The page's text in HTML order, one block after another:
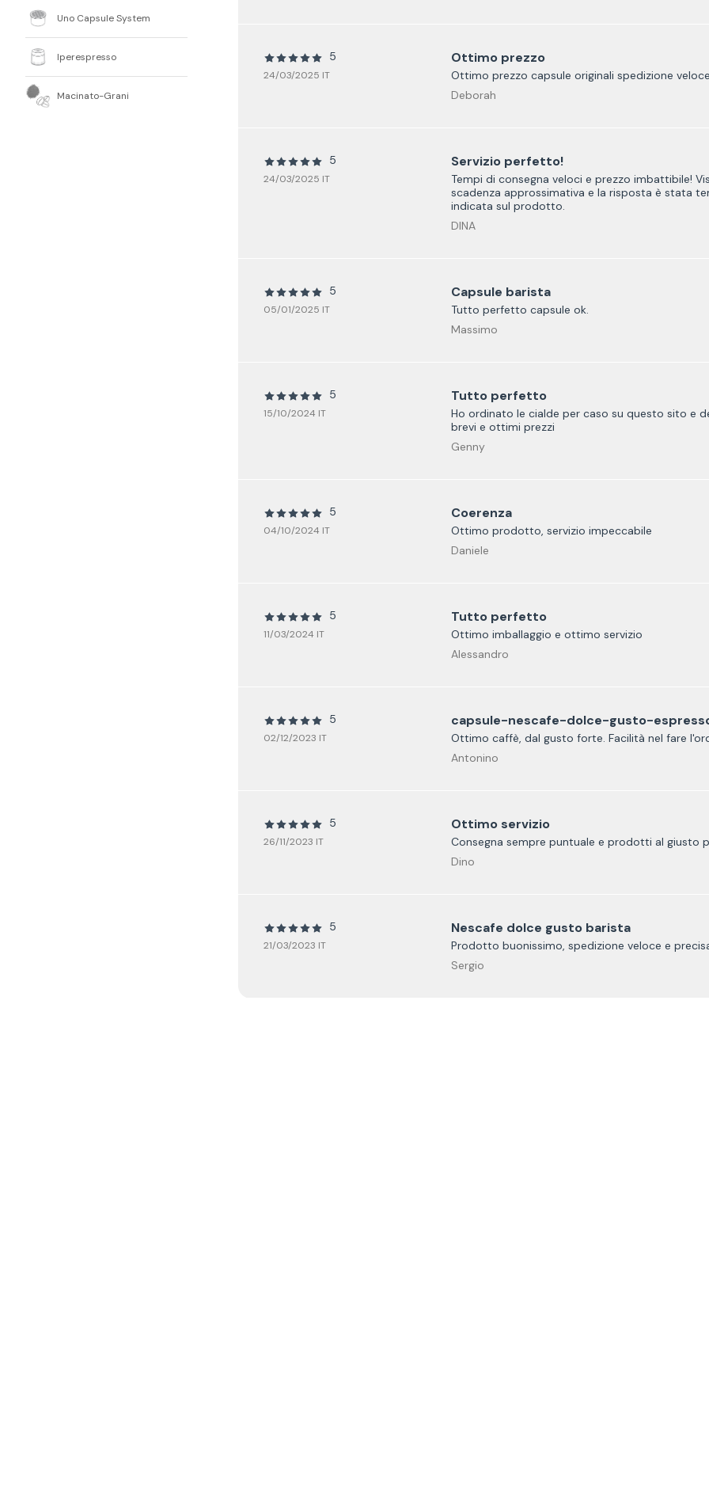
Uno Capsule System
Iperespresso
Macinato-Grani
5
24/03/2025 IT
Ottimo prezzo
Ottimo prezzo capsule originali spedizione
Deborah
5
24/03/2025 IT
Servizio perfetto!
Tempi di consegna veloci e prezzo imbattibile!
scadenza approssimativa e la risposta è stata
indicata sul prodotto.
DINA
5
05/01/2025 IT
Capsule barista
Tutto perfetto capsule ok.
Massimo
5
15/10/2024 IT
Tutto perfetto
Ho ordinato le cialde per caso su questo sito e
brevi e ottimi prezzi
Genny
5
04/10/2024 IT
Coerenza
Ottimo prodotto, servizio impeccabile
Daniele
5
11/03/2024 IT
Tutto perfetto
Ottimo imballaggio e ottimo servizio
Alessandro
5
02/12/2023 IT
capsule-nescafe-dolce-gusto-
Ottimo caffè, dal gusto forte. Facilità nel fare
Antonino
5
26/11/2023 IT
Ottimo servizio
Consegna sempre puntuale e prodotti al giusto
Dino
5
21/03/2023 IT
Nescafe dolce gusto barista
Prodotto buonissimo, spedizione veloce e
Sergio